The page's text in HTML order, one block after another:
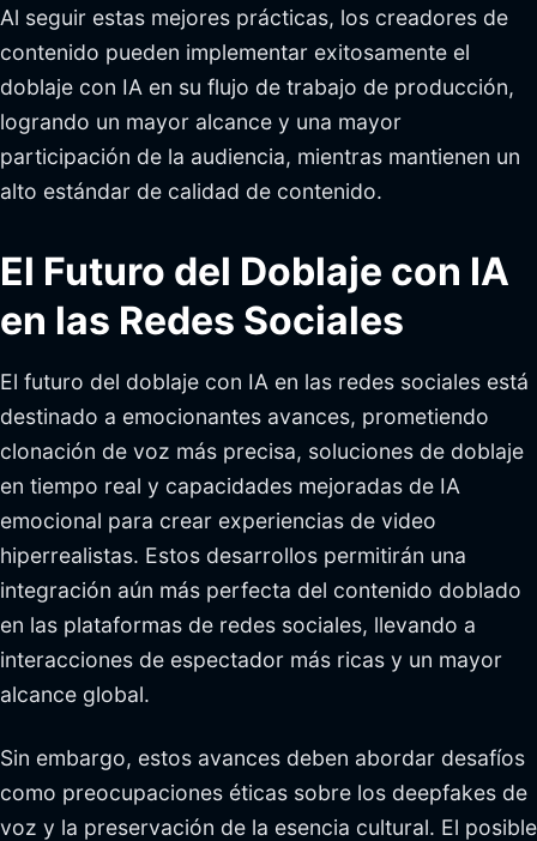
Al seguir estas mejores prácticas, los creadores de
contenido pueden implementar exitosamente el
doblaje con IA en su flujo de trabajo de producción,
logrando un mayor alcance y una mayor
participación de la audiencia, mientras mantienen un
alto estándar de calidad de contenido.
El Futuro del Doblaje con IA
en las Redes Sociales
El futuro del doblaje con IA en las redes sociales está
destinado a emocionantes avances, prometiendo
clonación de voz más precisa, soluciones de doblaje
en tiempo real y capacidades mejoradas de IA
emocional para crear experiencias de video
hiperrealistas. Estos desarrollos permitirán una
integración aún más perfecta del contenido doblado
en las plataformas de redes sociales, llevando a
interacciones de espectador más ricas y un mayor
alcance global.
Sin embargo, estos avances deben abordar desafíos
como preocupaciones éticas sobre los deepfakes de
voz y la preservación de la esencia cultural. El posible